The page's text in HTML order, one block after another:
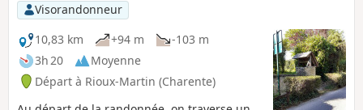
Visorandonneur
10,83 km
+94 m
-103 m
3h 20
Moyenne
Départ à Rioux-Martin (Charente)